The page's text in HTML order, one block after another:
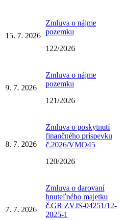
15. 7. 2026
Zmluva o nájme
pozemku
122/2026
9. 7. 2026
Zmluva o nájme
pozemku
121/2026
8. 7. 2026
Zmluva o poskytnutí
finančného príspevku
č.2026/VMO45
120/2026
7. 7. 2026
Zmluva o darovaní
hnuteľného majetku
č.GR ZVJS-04251/12-
2025-1